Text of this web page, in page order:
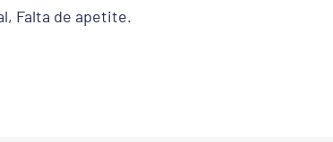
Falta de apetite.